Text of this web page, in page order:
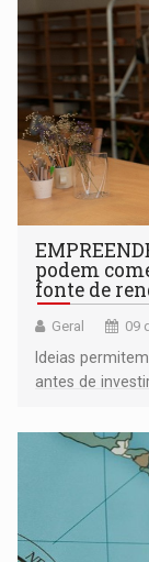
podem
fonte de
Geral 09
Ideias
antes de